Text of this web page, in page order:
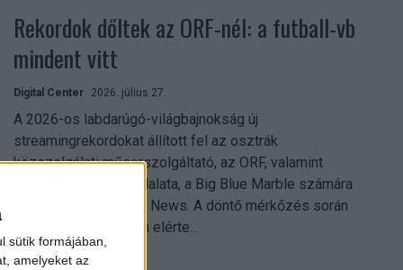
sütik formájában,
amelyeket az
Rekordok dőltek az ORF-nél: a futball-vb
mindent vitt
Digital Center 2026. július 27.
A 2026-os labdarúgó-világbajnokság új
streamingrekordokat állított fel az osztrák
közszolgálati műsorszolgáltató, az ORF, valamint
technológiai leányvállalata, a Big Blue Marble számára
– írja a Broadband TV News. A döntő mérkőzés során
az átlagos nézőszám elérte...